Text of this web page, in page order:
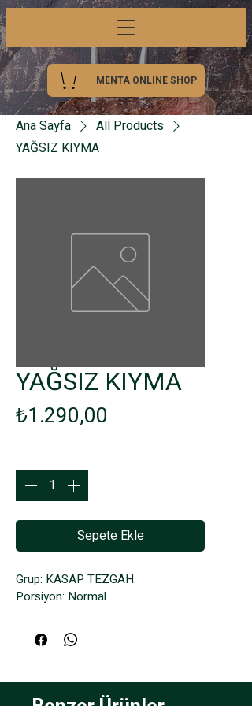
MENTA ONLINE SHOP
Ana Sayfa
All Products
YAĞSIZ KIYMA
YAĞSIZ KIYMA
₺1.290,00
Sepete Ekle
Grup: KASAP TEZGAH
Porsiyon: Normal